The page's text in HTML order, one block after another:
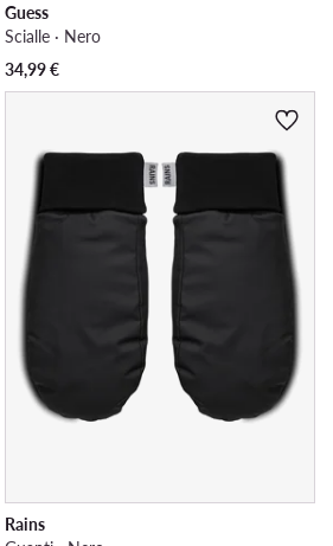
Guess
Scialle · Nero
34,99€
Rains